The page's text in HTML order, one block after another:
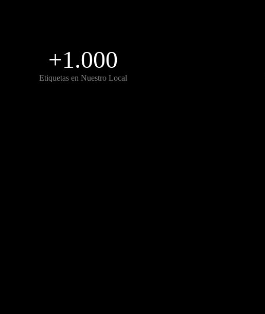
+1.000
Etiquetas en Nuestro Local